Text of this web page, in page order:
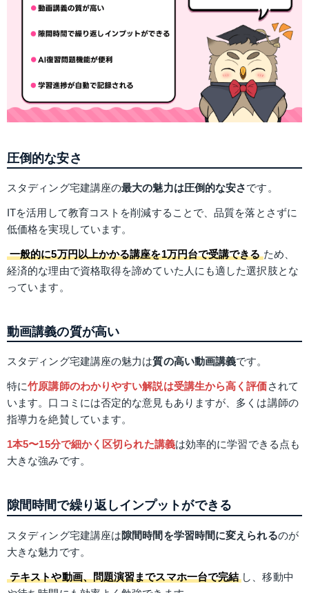
圧倒的な安さ
スタディング宅建講座の最大の魅力は圧倒的な安さです。
ITを活用して教育コストを削減することで、品質を落とさずに
低価格を実現しています。
一般的に5万円以上かかる講座を1万円台で受講できる ため、
経済的な理由で資格取得を諦めていた人にも適した選択肢とな
っています。
動画講義の質が高い
スタディング宅建講座の魅力は質の高い動画講義です。
特に竹原講師のわかりやすい解説は受講生から高く評価されて
います。口コミには否定的な意見もありますが、多くは講師の
指導力を絶賛しています。
1本5〜15分で細かく区切られた講義は効率的に学習できる点も
大きな強みです。
隙間時間で繰り返しインプットができる
スタディング宅建講座は隙間時間を学習時間に変えられるのが
大きな魅力です。
テキストや動画、問題演習までスマホ一台で完結 し、移動中